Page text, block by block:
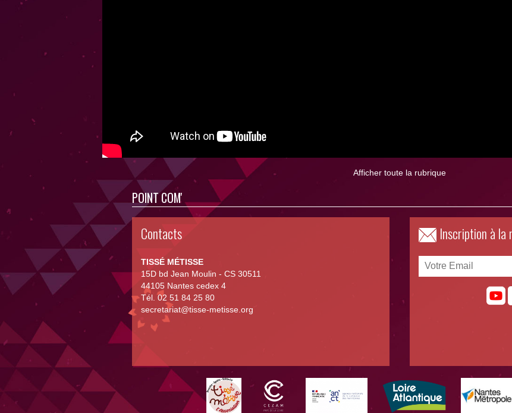
Afficher toute la rubrique
POINT COM'
Contacts
TISSÉ MÉTISSE
15D bd Jean Moulin - CS 30511
44105 Nantes cedex 4
Tél. 02 51 84 25 80
secretariat@tisse-metisse.org
Inscription à la